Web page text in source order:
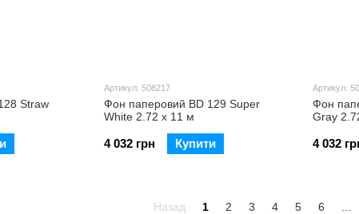
Straw
Артикул: 508217
Фон паперовий BD 129 Super
White 2.72 х 11 м
4 032 грн Купити
Артикул:
Фон
Gray
4 032
Назад 1 2 3 4 5 6